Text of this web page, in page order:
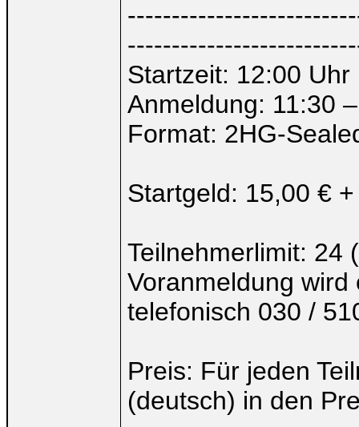
Startzeit: 12:00 Uhr
Anmeldung: 11:30
Format: 2HG-
Startgeld: 15,00 €
Teilnehmerlimit: 24
Voranmeldung
telefonisch 030 /
Preis: Für jeden
(deutsch) in den